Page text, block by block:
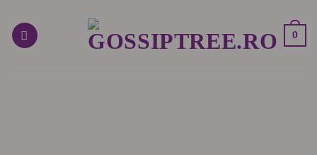
content
0